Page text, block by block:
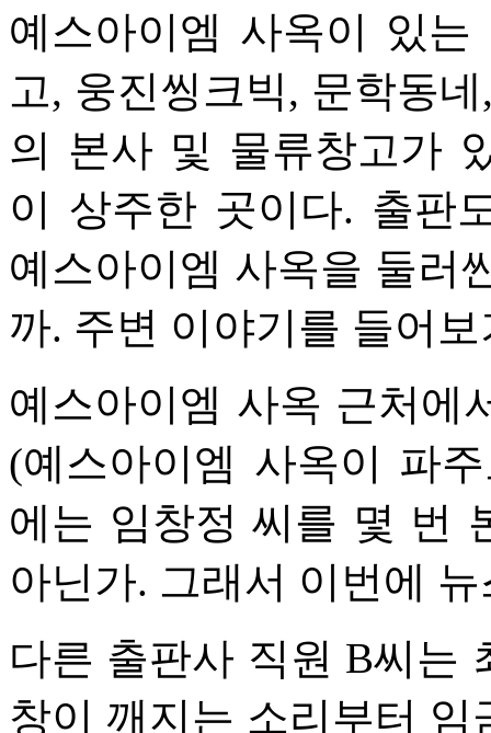
예스아이엠 사옥이 있
고, 웅진씽크빅, 문학동
의 본사 및 물류창고가
이 상주한 곳이다. 출판
예스아이엠 사옥을 둘러
까. 주변 이야기를 들어
예스아이엠 사옥 근처에
(예스아이엠 사옥이 파
에는 임창정 씨를 몇 번
아닌가. 그래서 이번에
다른 출판사 직원 B씨는
창이 깨지는 소리부터